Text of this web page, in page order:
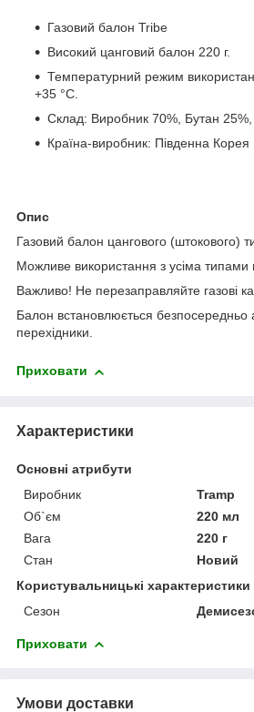
Газовий балон Tribe
Високий цанговий балон 220 г.
Температурний режим
+35 °C.
Склад: Виробник 70%, Бутан
Країна-виробник: Південна Корея
Опис
Газовий балон цангового (штокового)
Можливе використання з усіма типами
Важливо! Не перезаправляйте газові
Балон встановлюється безпосередньо
перехідники.
Приховати
Характеристики
Основні атрибути
Виробник
Tramp
Об`єм
220 мл
Вага
220 г
Стан
Новий
Користувальницькі характеристики
Сезон
Приховати
Умови доставки